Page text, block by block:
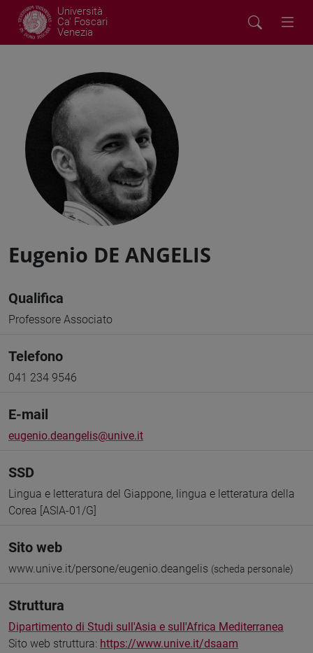
Università
Ca' Foscari
Venezia
Eugenio DE ANGELIS
Qualifica
Professore Associato
Telefono
041 234 9546
E-mail
eugenio.deangelis@unive.it
SSD
Lingua e letteratura del Giappone, lingua e letteratura della
Corea [ASIA-01/G]
Sito web
www.unive.it/persone/eugenio.deangelis (scheda personale)
Struttura
Dipartimento di Studi sull'Asia e sull'Africa Mediterranea
Sito web struttura: https://www.unive.it/dsaam